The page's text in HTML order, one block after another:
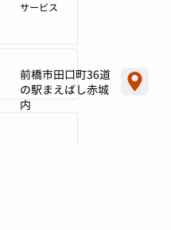
サービス
前橋市田口町36道
の駅まえばし赤城
内